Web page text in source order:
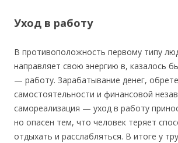
Уход в работу
В противоположность первому типу
направляет свою энергию в, казалось
— работу. Зарабатывание денег,
самостоятельности и финансовой
самореализация — уход в работу
но опасен тем, что человек теряет
отдыхать и расслабляться. В итоге у